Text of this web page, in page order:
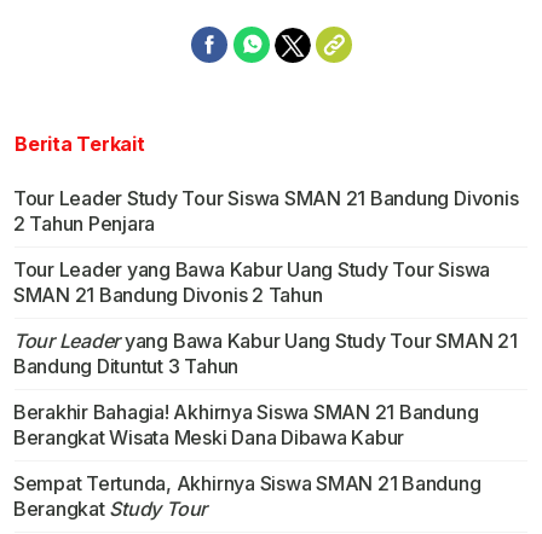
Berita Terkait
Tour Leader Study Tour Siswa SMAN 21 Bandung Divonis
2 Tahun Penjara
Tour Leader yang Bawa Kabur Uang Study Tour Siswa
SMAN 21 Bandung Divonis 2 Tahun
Tour Leaderyang Bawa Kabur Uang Study Tour SMAN 21
Bandung Dituntut 3 Tahun
Berakhir Bahagia! Akhirnya Siswa SMAN 21 Bandung
Berangkat Wisata Meski Dana Dibawa Kabur
Sempat Tertunda, Akhirnya Siswa SMAN 21 Bandung
Berangkat Study Tour